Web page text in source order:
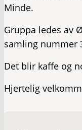
Minde.
Gruppa ledes av
samling nummer
Det blir kaffe og
Hjertelig